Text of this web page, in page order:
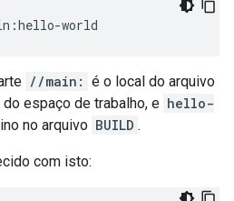
world
//main: é o local do arquivo
espaço de trabalho, e hello-
no arquivo BUILD .
com isto: